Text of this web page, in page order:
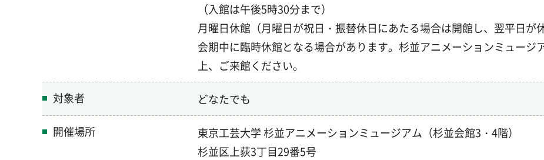
（入館は午後5時30分まで）
月曜日休館（月曜日が祝日・振替休日にあたる場合は開館し、翌平日が
会期中に臨時休館となる場合があります。杉並アニメーションミュージ
上、ご来館ください。
対象者 どなたでも
開催場所
東京工芸大学 杉並アニメーションミュージアム（杉並会館3・4階）
杉並区上荻3丁目29番5号